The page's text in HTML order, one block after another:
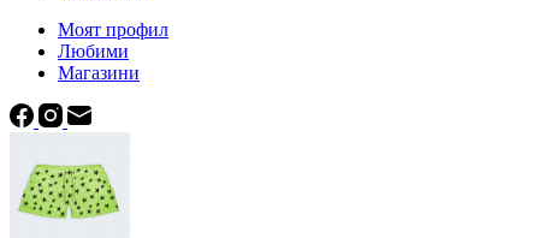
Моят профил
Любими
Магазини